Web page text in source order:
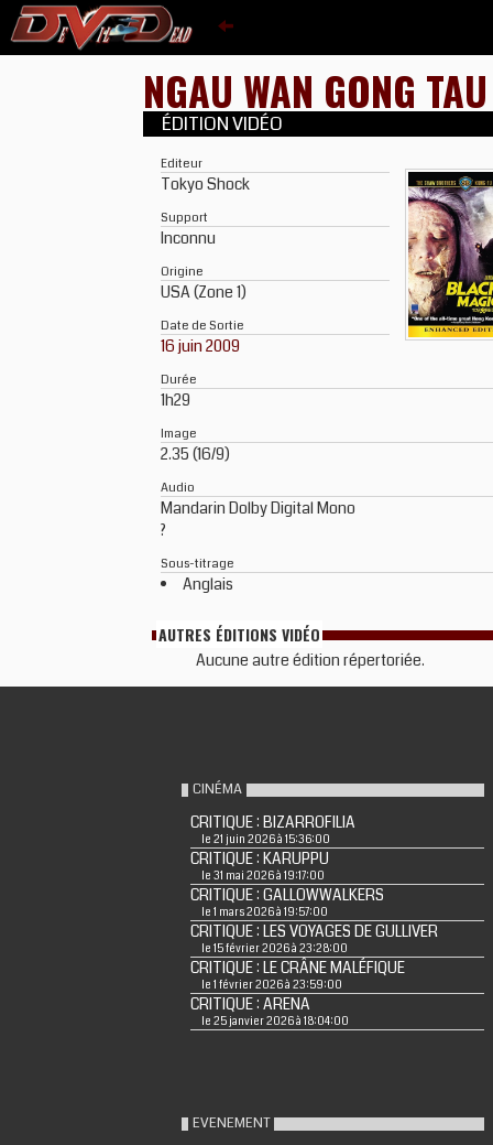
NGAU WAN GONG
ÉDITION VIDÉO
Editeur
Tokyo Shock
Support
Inconnu
Origine
USA (Zone 1)
Date de Sortie
16 juin 2009
Durée
1h29
Image
2.35 (16/9)
Audio
Mandarin Dolby Digital Mono
?
Sous-titrage
Anglais
AUTRES ÉDITIONS VIDÉO
Aucune autre édition répertoriée.
CINÉMA
CRITIQUE : BIZARROFILIA
le 21 juin 2026 à 15:36:00
CRITIQUE : KARUPPU
le 31 mai 2026 à 19:17:00
CRITIQUE : GALLOWWALKERS
le 1 mars 2026 à 19:57:00
CRITIQUE : LES VOYAGES DE GULLIVER
le 15 février 2026 à 23:28:00
CRITIQUE : LE CRÂNE MALÉFIQUE
le 1 février 2026 à 23:59:00
CRITIQUE : ARENA
le 25 janvier 2026 à 18:04:00
EVENEMENT